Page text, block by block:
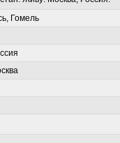
Гомель